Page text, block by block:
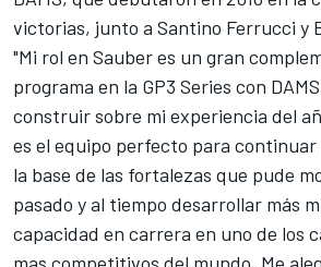
victorias, junto a Santino Ferrucci y
"Mi rol en Sauber es un gran
programa en la GP3 Series con
construir sobre mi experiencia del
es el equipo perfecto para continuar
la base de las fortalezas que pude
pasado y al tiempo desarrollar más
capacidad en carrera en uno de los